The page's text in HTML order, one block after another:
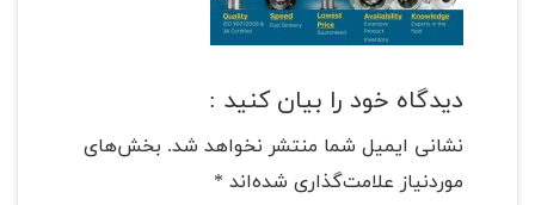
دیدگاه خود را بیان کنید :
نشانی ایمیل شما منتشر نخواهد شد. بخش‌های
موردنیاز علامت‌گذاری شده‌اند *